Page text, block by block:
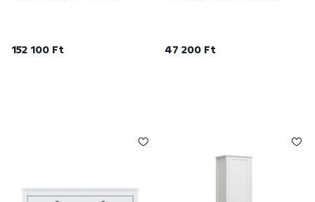
152 100 Ft 47 200 Ft